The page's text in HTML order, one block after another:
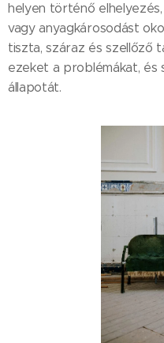
helyen történő
vagy anyagkárosodást
tiszta, száraz és szellőző
ezeket a problémákat, és
állapotát.